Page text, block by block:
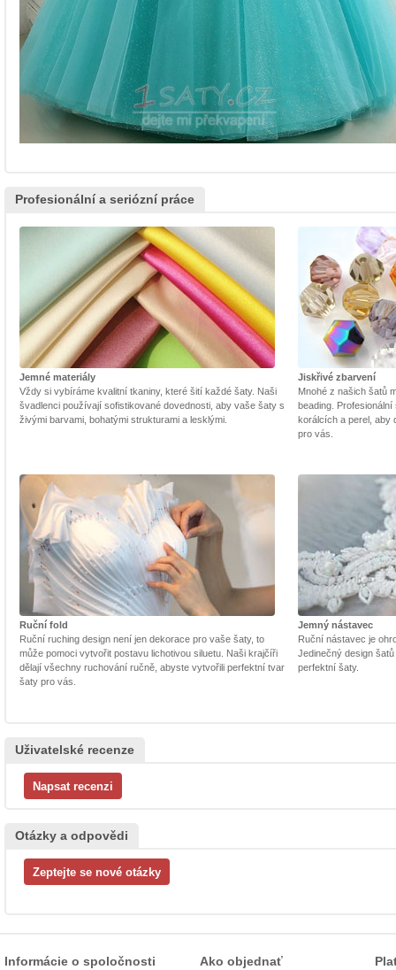
Profesionální a seriózní práce
Jemné materiály
Vždy si vybíráme kvalitní tkaniny, které šití každé šaty. Naši
švadlenci používají sofistikované dovednosti, aby vaše šaty s
živými barvami, bohatými strukturami a lesklými.
Jiskřivé zbarvení
Mnohé z našich šatů
beading.
korálcích a perel, aby
pro vás.
Ruční fold
Ruční ruching design není jen dekorace pro vaše šaty, to
může pomoci vytvořit postavu lichotivou siluetu. Naši krajčíři
dělají všechny ruchování ručně, abyste vytvořili perfektní tvar
šaty pro vás.
Jemný nástavec
Ruční nástavec je
Jedinečný design
perfektní šaty.
Uživatelské recenze
Otázky a odpovědi
Informácie o spoločnosti Ako objednať